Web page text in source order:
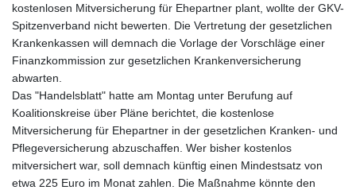
kostenlosen Mitversicherung für Ehepartner plant, wollte der GKV-
Spitzenverband nicht bewerten. Die Vertretung der gesetzlichen
Krankenkassen will demnach die Vorlage der Vorschläge einer
Finanzkommission zur gesetzlichen Krankenversicherung
abwarten.
Das "Handelsblatt" hatte am Montag unter Berufung auf
Koalitionskreise über Pläne berichtet, die kostenlose
Mitversicherung für Ehepartner in der gesetzlichen Kranken- und
Pflegeversicherung abzuschaffen. Wer bisher kostenlos
mitversichert war, soll demnach künftig einen Mindestsatz von
etwa 225 Euro im Monat zahlen. Die Maßnahme könnte den